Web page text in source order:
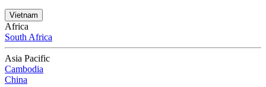
Vietnam
Africa
South Africa
Asia Pacific
Cambodia
China